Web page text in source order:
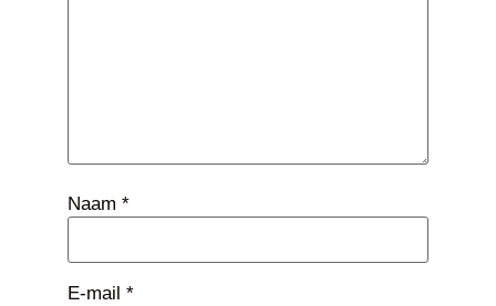
Naam*
E-mail*